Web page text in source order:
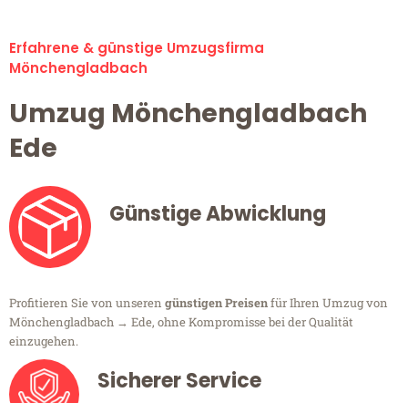
Erfahrene & günstige Umzugsfirma
Mönchengladbach
Umzug Mönchengladbach
Ede
Günstige Abwicklung
Profitieren Sie von unseren günstigen Preisenfür Ihren Umzug von
Mönchengladbach → Ede, ohne Kompromisse bei der Qualität
einzugehen.
Sicherer Service